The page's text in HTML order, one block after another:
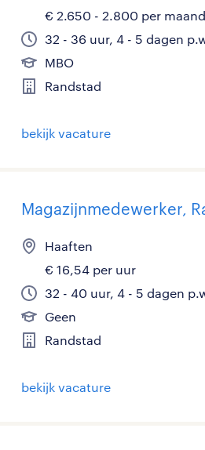
€ 2.650 - 2.800 per maand
32 - 36 uur, 4 - 5 dagen
MBO
Randstad
bekijk vacature
Magazijnmedewerker,
Haaften
€ 16,54 per uur
32 - 40 uur, 4 - 5 dagen
Geen
Randstad
bekijk vacature